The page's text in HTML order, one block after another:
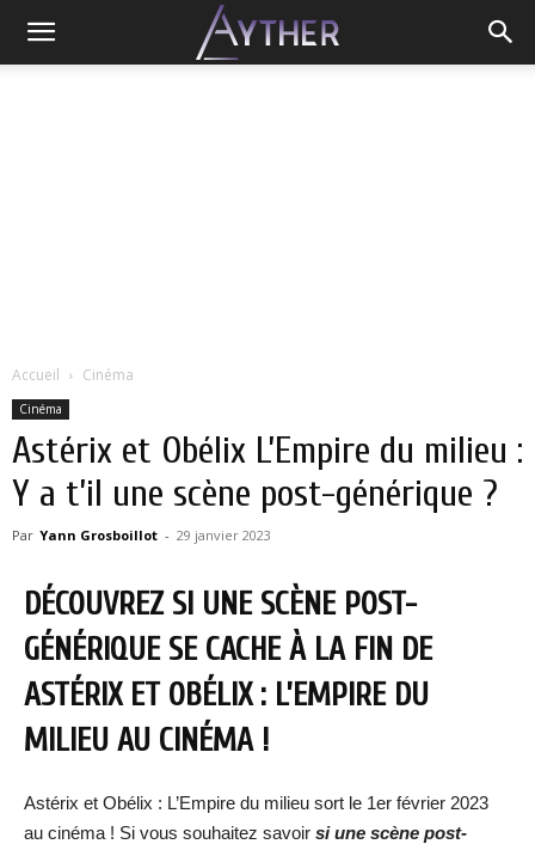
Accueil Cinéma
Cinéma
Astérix et Obélix L’Empire du milieu :
Y a t’il une scène post-générique ?
Par Yann Grosboillot - 29 janvier 2023
DÉCOUVREZ SI UNE SCÈNE POST-
GÉNÉRIQUE SE CACHE À LA FIN DE
ASTÉRIX ET OBÉLIX : L’EMPIRE DU
MILIEU AU CINÉMA !
Astérix et Obélix : L’Empire du milieu sort le 1er février 2023
au cinéma ! Si vous souhaitez savoir si une scène post-